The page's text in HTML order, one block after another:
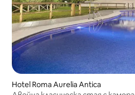
Hotel Roma Aurelia Antica